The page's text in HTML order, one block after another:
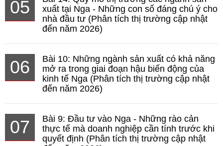
05
xuất tại Nga - Những con số đáng chú ý cho
nhà đầu tư (Phân tích thị trường cập nhật
đến năm 2026)
06
Bài 10: Những ngành sản xuất có khả năng
mở ra trong giai đoạn hậu biến động của
kinh tế Nga (Phân tích thị trường cập nhật
đến năm 2026)
07
Bài 9: Đầu tư vào Nga - Những rào cản
thực tế mà doanh nghiệp cần tính trước khi
quyết định (Phân tích thị trường cập nhật